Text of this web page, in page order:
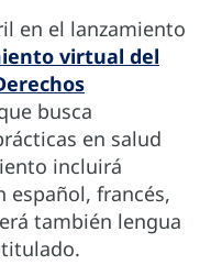
en el lanzamiento
virtual del
busca
en salud
incluirá
francés,
también lengua